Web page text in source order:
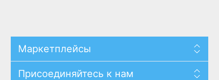
Маркетплейсы
Присоединяйтесь к нам